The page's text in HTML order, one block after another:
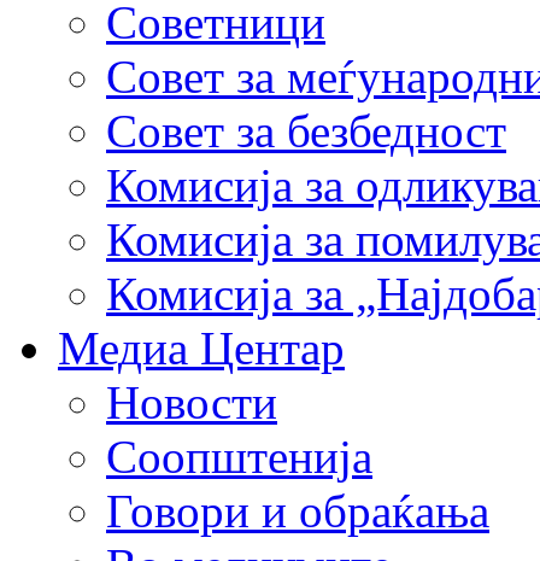
Советници
Совет за
Совет за безбедност
Комисија за
Комисија за
Комисија за
Медиа Центар
Новости
Соопштенија
Говори и обраќања